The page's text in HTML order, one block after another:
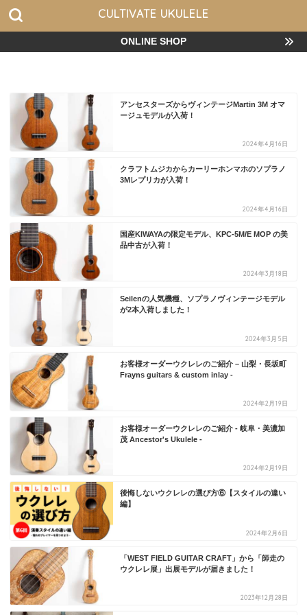
CULTIVATE UKULELE
ONLINE SHOP
アンセスターズからヴィンテージMartin 3M オマ
ージュモデルが入荷！
2024年4月16日
クラフトムジカからカーリーホンマホのソプラノ
3Mレプリカが入荷！
2024年4月16日
国産KIWAYAの限定モデル、KPC-5M/E MOP の美
品中古が入荷！
2024年3月18日
Seilenの人気機種、ソプラノヴィンテージモデル
が2本入荷しました！
2024年3月5日
お客様オーダーウクレレのご紹介 – 山梨・長坂町
Frayns guitars & custom inlay -
2024年2月19日
お客様オーダーウクレレのご紹介 - 岐阜・美濃加
茂 Ancestor's Ukulele -
2024年2月19日
後悔しないウクレレの選び方⑥【スタイルの違い
編】
2024年2月6日
「WEST FIELD GUITAR CRAFT」から「師走の
ウクレレ展」出展モデルが届きました！
2023年12月28日